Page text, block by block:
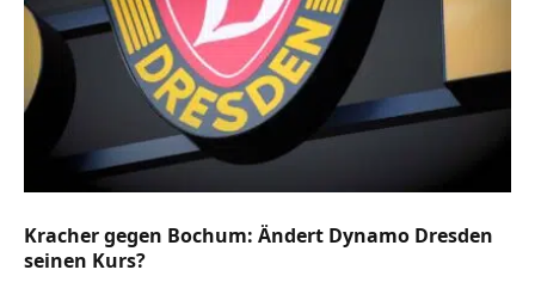
Kracher gegen Bochum: Ändert Dynamo Dresden
seinen Kurs?